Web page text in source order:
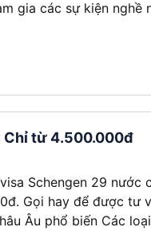
gia các sự kiện nghề
Chỉ từ 4.500.000đ
Schengen 29 nước
Gọi hay để được tư
Âu phổ biến Các